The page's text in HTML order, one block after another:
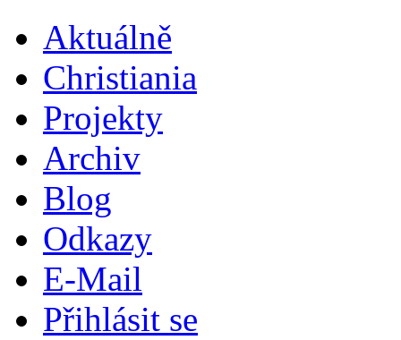
Aktuálně
Christiania
Projekty
Archiv
Blog
Odkazy
E-Mail
Přihlásit se